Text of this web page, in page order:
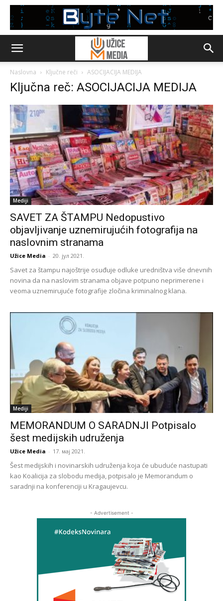
Naslovna Ključne reči ASOCIJACIJA MEDIJA
Ključna reč: ASOCIJACIJA MEDIJA
Mediji
SAVET ZA ŠTAMPU Nedopustivo
objavljivanje uznemirujućih fotografija na
naslovnim stranama
Užice Media - 20. јул 2021.
Savet za štampu najoštrije osuđuje odluke uredništva više dnevnih
novina da na naslovim stranama objave potpuno neprimerene i
veoma uznemirujuće fotografije zločina kriminalnog klana.
Mediji
MEMORANDUM O SARADNJI Potpisalo
šest medijskih udruženja
Užice Media - 17. мај 2021.
Šest medijskih i novinarskih udruženja koja će ubuduće nastupati
kao Koalicija za slobodu medija, potpisalo je Memorandum o
saradnji na konferenciji u Kragaujevcu.
- Advertisement -